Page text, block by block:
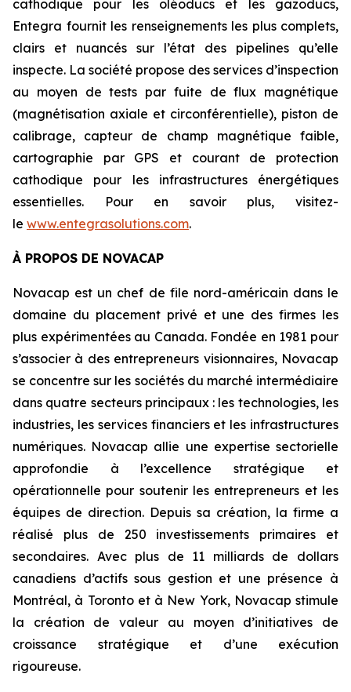
cathodique pour les oléoducs et les gazoducs,
Entegra fournit les renseignements les plus complets,
clairs et nuancés sur l’état des pipelines qu’elle
inspecte. La société propose des services d’inspection
au moyen de tests par fuite de flux magnétique
(magnétisation axiale et circonférentielle), piston de
calibrage, capteur de champ magnétique faible,
cartographie par GPS et courant de protection
cathodique pour les infrastructures énergétiques
essentielles. Pour en savoir plus, visitez-
le www.entegrasolutions.com.
À PROPOS DE NOVACAP
Novacap est un chef de file nord-américain dans le
domaine du placement privé et une des firmes les
plus expérimentées au Canada. Fondée en 1981 pour
s’associer à des entrepreneurs visionnaires, Novacap
se concentre sur les sociétés du marché intermédiaire
dans quatre secteurs principaux : les technologies, les
industries, les services financiers et les infrastructures
numériques. Novacap allie une expertise sectorielle
approfondie à l’excellence stratégique et
opérationnelle pour soutenir les entrepreneurs et les
équipes de direction. Depuis sa création, la firme a
réalisé plus de 250 investissements primaires et
secondaires. Avec plus de 11 milliards de dollars
canadiens d’actifs sous gestion et une présence à
Montréal, à Toronto et à New York, Novacap stimule
la création de valeur au moyen d’initiatives de
croissance stratégique et d’une exécution
rigoureuse.